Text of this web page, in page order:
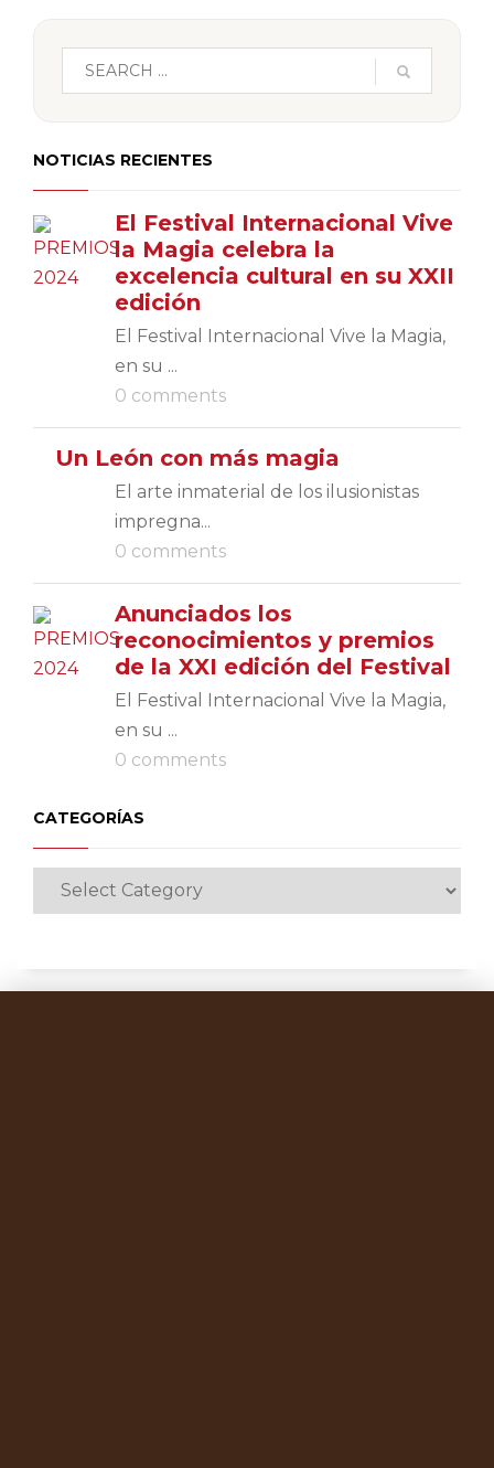
NOTICIAS RECIENTES
El Festival Internacional Vive
la Magia celebra la
excelencia cultural en su XXII
edición
El Festival Internacional Vive la Magia,
en su ...
0 comments
Un León con más magia
El arte inmaterial de los ilusionistas
impregna...
0 comments
Anunciados los
reconocimientos y premios
de la XXI edición del Festival
El Festival Internacional Vive la Magia,
en su ...
0 comments
CATEGORÍAS